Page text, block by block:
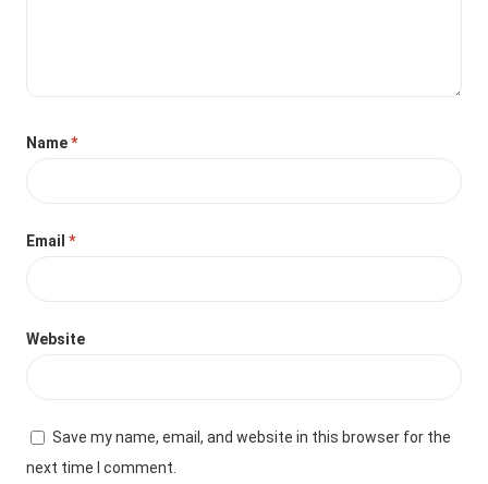
Name*
Email*
Website
Save my name, email, and website in this browser for the
next time I comment.